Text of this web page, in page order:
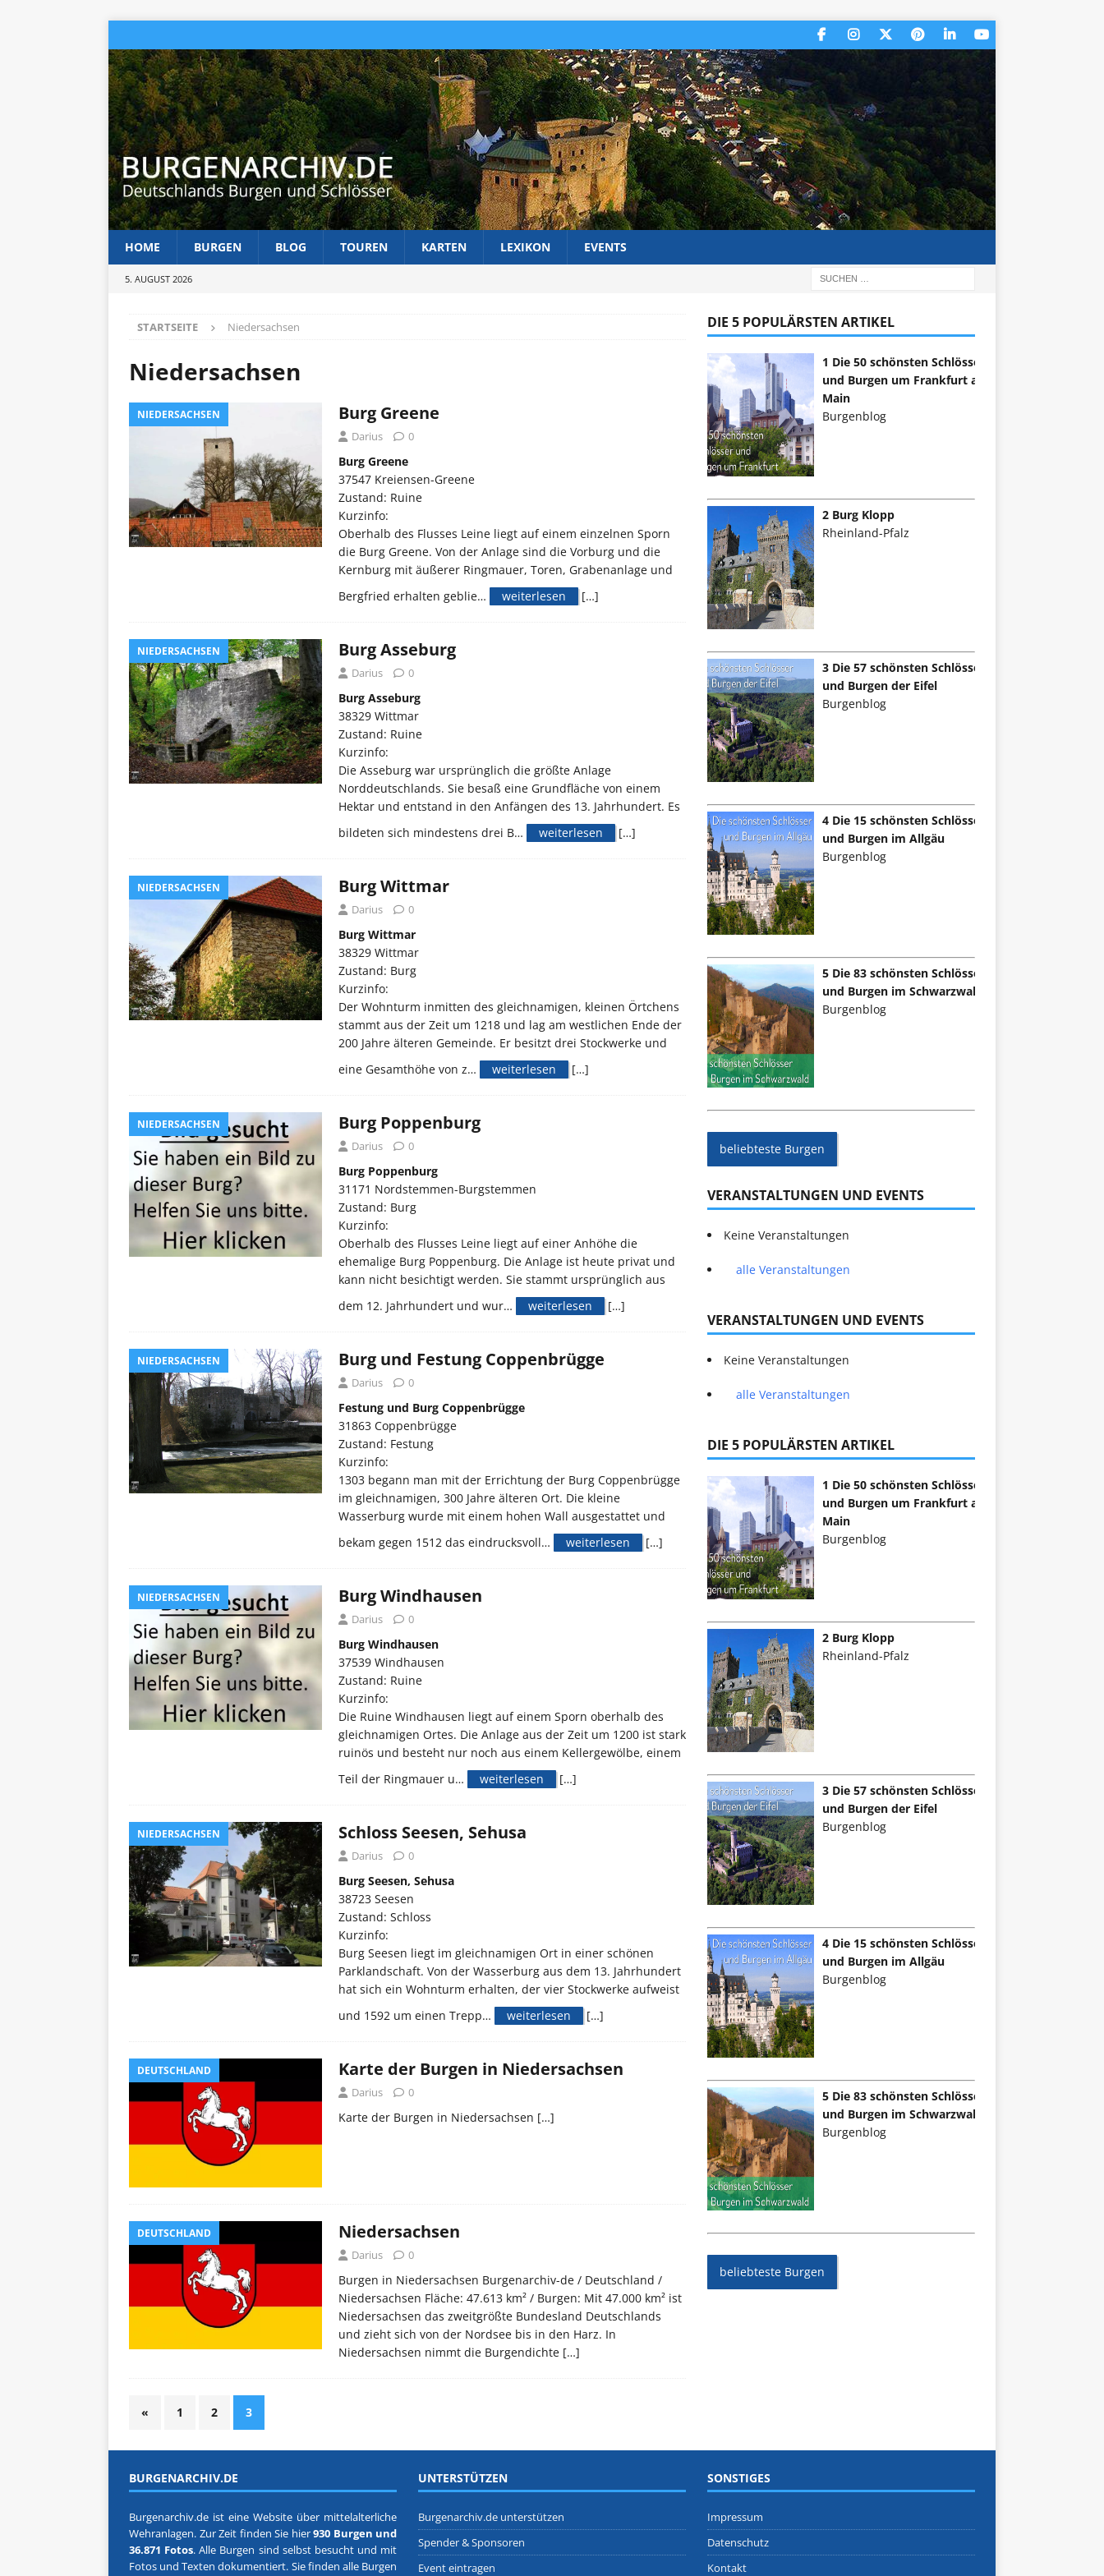
HOME BURGEN BLOG TOUREN KARTEN LEXIKON EVENTS
5. AUGUST 2026
STARTSEITE Niedersachsen
Niedersachsen
NIEDERSACHSEN Burg Greene
Darius 0
Burg Greene
37547 Kreiensen-Greene
Zustand: Ruine
Kurzinfo:
Oberhalb des Flusses Leine liegt auf einem einzelnen Sporn
die Burg Greene. Von der Anlage sind die Vorburg und die
Kernburg mit äußerer Ringmauer, Toren, Grabenanlage und
Bergfried erhalten geblie…
weiterlesen […]
NIEDERSACHSEN Burg Asseburg
Darius 0
Burg Asseburg
38329 Wittmar
Zustand: Ruine
Kurzinfo:
Die Asseburg war ursprünglich die größte Anlage
Norddeutschlands. Sie besaß eine Grundfläche von einem
Hektar und entstand in den Anfängen des 13. Jahrhundert. Es
bildeten sich mindestens drei B…
weiterlesen […]
NIEDERSACHSEN Burg Wittmar
Darius 0
Burg Wittmar
38329 Wittmar
Zustand: Burg
Kurzinfo:
Der Wohnturm inmitten des gleichnamigen, kleinen Örtchens
stammt aus der Zeit um 1218 und lag am westlichen Ende der
200 Jahre älteren Gemeinde. Er besitzt drei Stockwerke und
eine Gesamthöhe von z…
weiterlesen […]
NIEDERSACHSEN Burg Poppenburg
Darius 0
Burg Poppenburg
31171 Nordstemmen-Burgstemmen
Zustand: Burg
Kurzinfo:
Oberhalb des Flusses Leine liegt auf einer Anhöhe die
ehemalige Burg Poppenburg. Die Anlage ist heute privat und
kann nicht besichtigt werden. Sie stammt ursprünglich aus
dem 12. Jahrhundert und wur…
weiterlesen […]
NIEDERSACHSEN Burg und Festung Coppenbrügge
Darius 0
Festung und Burg Coppenbrügge
31863 Coppenbrügge
Zustand: Festung
Kurzinfo:
1303 begann man mit der Errichtung der Burg Coppenbrügge
im gleichnamigen, 300 Jahre älteren Ort. Die kleine
Wasserburg wurde mit einem hohen Wall ausgestattet und
bekam gegen 1512 das eindrucksvoll…
weiterlesen […]
NIEDERSACHSEN Burg Windhausen
Darius 0
Burg Windhausen
37539 Windhausen
Zustand: Ruine
Kurzinfo:
Die Ruine Windhausen liegt auf einem Sporn oberhalb des
gleichnamigen Ortes. Die Anlage aus der Zeit um 1200 ist stark
ruinös und besteht nur noch aus einem Kellergewölbe, einem
Teil der Ringmauer u…
weiterlesen […]
NIEDERSACHSEN Schloss Seesen, Sehusa
Darius 0
Burg Seesen, Sehusa
38723 Seesen
Zustand: Schloss
Kurzinfo:
Burg Seesen liegt im gleichnamigen Ort in einer schönen
Parklandschaft. Von der Wasserburg aus dem 13. Jahrhundert
hat sich ein Wohnturm erhalten, der vier Stockwerke aufweist
und 1592 um einen Trepp…
weiterlesen […]
DEUTSCHLAND Karte der Burgen in Niedersachsen
Darius 0
Karte der Burgen in Niedersachsen […]
DEUTSCHLAND Niedersachsen
Darius 0
Burgen in Niedersachsen Burgenarchiv-de / Deutschland /
Niedersachsen Fläche: 47.613 km² / Burgen: Mit 47.000 km² ist
Niedersachsen das zweitgrößte Bundesland Deutschlands
und zieht sich von der Nordsee bis in den Harz. In
Niedersachsen nimmt die Burgendichte […]
« 1 2 3
DIE 5 POPULÄRSTEN ARTIKEL
1 Die 50 schönsten Schlösser
und Burgen um Frankfurt am
Main
Burgenblog
2 Burg Klopp
Rheinland-Pfalz
3 Die 57 schönsten Schlösser
und Burgen der Eifel
Burgenblog
4 Die 15 schönsten Schlösser
und Burgen im Allgäu
Burgenblog
5 Die 83 schönsten Schlösser
und Burgen im Schwarzwald
Burgenblog
beliebteste Burgen
VERANSTALTUNGEN UND EVENTS
Keine Veranstaltungen
alle Veranstaltungen
VERANSTALTUNGEN UND EVENTS
Keine Veranstaltungen
alle Veranstaltungen
DIE 5 POPULÄRSTEN ARTIKEL
1 Die 50 schönsten Schlösser
und Burgen um Frankfurt am
Main
Burgenblog
2 Burg Klopp
Rheinland-Pfalz
3 Die 57 schönsten Schlösser
und Burgen der Eifel
Burgenblog
4 Die 15 schönsten Schlösser
und Burgen im Allgäu
Burgenblog
5 Die 83 schönsten Schlösser
und Burgen im Schwarzwald
Burgenblog
beliebteste Burgen
BURGENARCHIV.DE
Burgenarchiv.de ist eine Website über mittelalterliche
Wehranlagen. Zur Zeit finden Sie hier930 Burgen und
36.871 Fotos. Alle Burgen sind selbst besucht und mit
Fotos und Texten dokumentiert. Sie finden alle Burgen
UNTERSTÜTZEN
Burgenarchiv.de unterstützen
Spender & Sponsoren
Event eintragen
SONSTIGES
Impressum
Datenschutz
Kontakt